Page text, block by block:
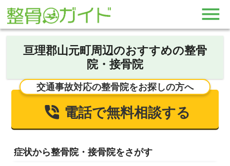
亘理郡山元町周辺のおすすめの整骨
院・接骨院
交通事故対応の整骨院をお探しの方へ
電話で無料相談する
症状から整骨院・接骨院をさがす